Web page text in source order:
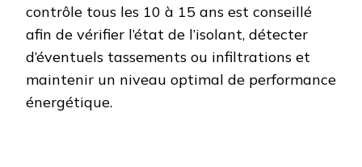
contrôle tous les 10 à 15 ans est conseillé
afin de vérifier l’état de l’isolant, détecter
d’éventuels tassements ou infiltrations et
maintenir un niveau optimal de performance
énergétique.